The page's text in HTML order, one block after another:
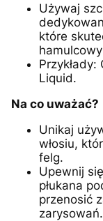
Używaj
które
Przykłady:
Liquid.
Na co uważać?
Unikaj
włosiu,
felg.
Upewnij
płukana
przenosić
zarysowań.